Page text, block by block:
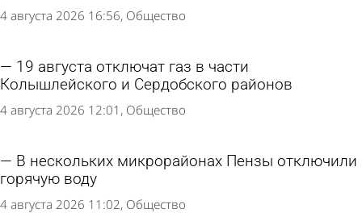
4 августа 2026 16:56 Общество
19 августа отключат газ в части
Колышлейского и Сердобского районов
4 августа 2026 12:01 Общество
В нескольких микрорайонах Пензы отключили
горячую воду
4 августа 2026 11:02 Общество